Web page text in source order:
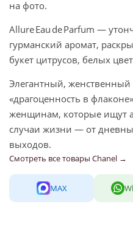
на фото.
Allure Eau de Parfum —
гурманский аромат,
букет цитрусов, белых
Элегантный,
«драгоценность в
женщинам, которые ищут
случаи жизни — от
выходов.
Смотреть все товары Chanel →
MAX